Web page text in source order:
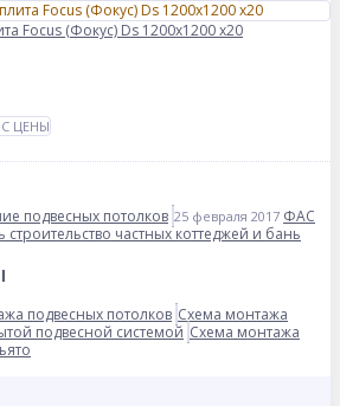
Focus (Фокус) Ds 1200x1200 x20
ЦЕНЫ
подвесных потолков 25 февраля 2017 ФАС
частных коттеджей и бань
подвесных потолков Схема монтажа
подвесной системой Схема монтажа